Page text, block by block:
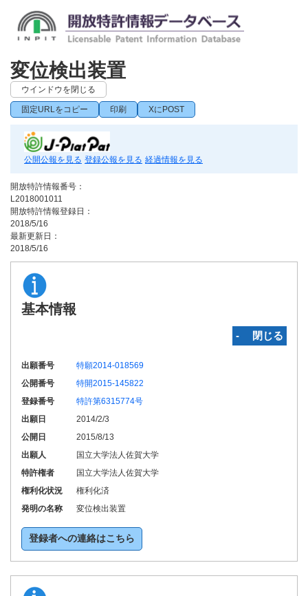
変位検出装置
ウインドウを閉じる
固定URLをコピー 印刷 XにPOST
公開公報を見る 登録公報を見る 経過情報を見る
開放特許情報番号：
L2018001011
開放特許情報登録日：
2018/5/16
最新更新日：
2018/5/16
基本情報
‐ 閉じる
出願番号
特願2014-018569
公開番号
特開2015-145822
登録番号
特許第6315774号
出願日
2014/2/3
公開日
2015/8/13
出願人
国立大学法人佐賀大学
特許権者
国立大学法人佐賀大学
権利化状況
権利化済
発明の名称
変位検出装置
登録者への連絡はこちら